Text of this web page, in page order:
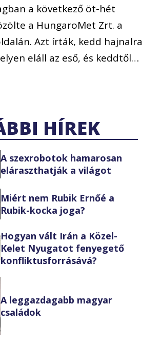
a következő öt-hét
a HungaroMet Zrt. a
Azt írták, kedd hajnalra
eláll az eső, és keddtől…
HÍREK
A szexrobotok hamarosan
eláraszthatják a világot
Miért nem Rubik Ernőé a
Rubik-kocka joga?
Hogyan vált Irán a Közel-
Kelet Nyugatot fenyegető
konfliktusforrásává?
A leggazdagabb magyar
családok